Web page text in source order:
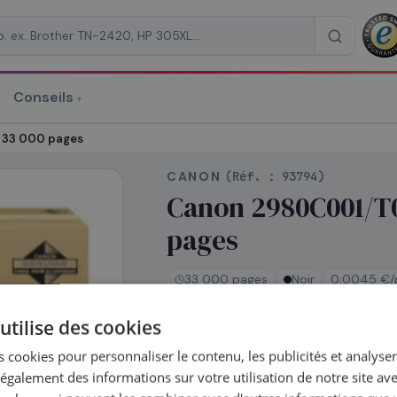
Conseils ▾
33 000 pages
CANON (Réf. : 93794)
Canon 2980C001/
pages
33 000 pages Noir 0,0045 €/
Expédié le jour même —
avant 14h
*
des cookies
cookies pour personnaliser le contenu, les publicités et
des informations sur votre utilisation de notre site